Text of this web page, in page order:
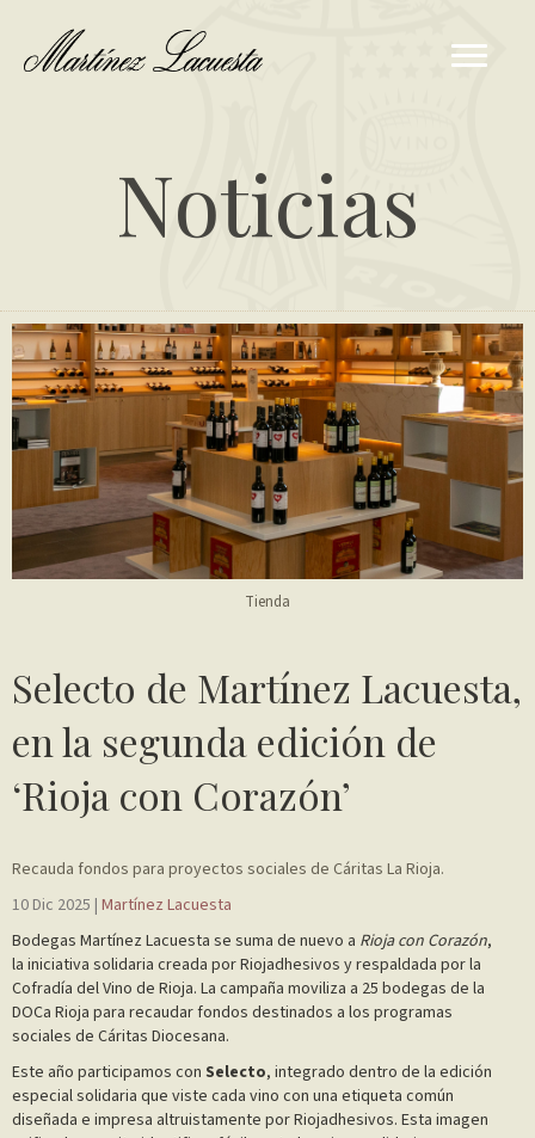
Noticias
Tienda
Selecto de Martínez Lacuesta,
en la segunda edición de
‘Rioja con Corazón’
Recauda fondos para proyectos sociales de Cáritas La Rioja.
10 Dic 2025 | Martínez Lacuesta
Bodegas Martínez Lacuesta se suma de nuevo a Rioja con Corazón,
la iniciativa solidaria creada por Riojadhesivos y respaldada por la
Cofradía del Vino de Rioja. La campaña moviliza a 25 bodegas de la
DOCa Rioja para recaudar fondos destinados a los programas
sociales de Cáritas Diocesana.
Este año participamos con Selecto, integrado dentro de la edición
especial solidaria que viste cada vino con una etiqueta común
diseñada e impresa altruistamente por Riojadhesivos. Esta imagen